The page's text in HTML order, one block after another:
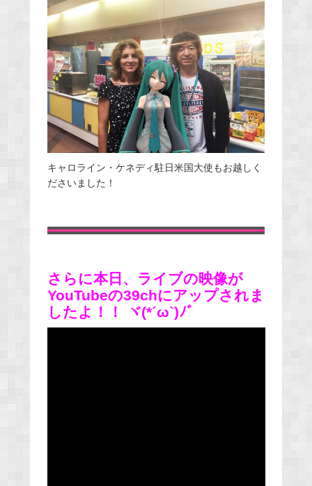
キャロライン・ケネディ駐日米国大使もお越しく
ださいました！
さらに本日、ライブの映像が
YouTubeの39chにアップされま
したよ！！
ヾ(*´ω`)ﾉﾞ